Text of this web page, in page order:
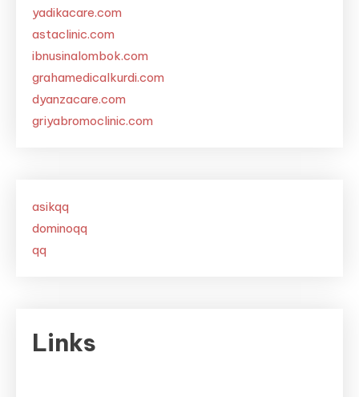
yadikacare.com
astaclinic.com
ibnusinalombok.com
grahamedicalkurdi.com
dyanzacare.com
griyabromoclinic.com
asikqq
dominoqq
qq
Links